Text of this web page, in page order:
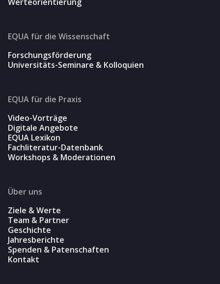
EQUA für die Wissenschaft
Forschungsförderung
Universitäts-Seminare & Kolloquien
EQUA für die Praxis
Video-Vorträge
Digitale Angebote
EQUA Lexikon
Fachliteratur-Datenbank
Workshops & Moderationen
Über uns
Ziele & Werte
Team & Partner
Geschichte
Jahresberichte
Spenden & Patenschaften
Kontakt